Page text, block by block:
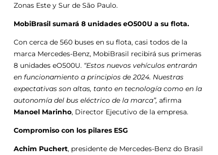
Zonas Este y Sur de São Paulo.
MobiBrasil sumará 8 unidades eO500U a su flota.
Con cerca de 560 buses en su flota, casi todos de la
marca Mercedes-Benz, MobiBrasil recibirá sus primeras
8 unidades eO500U. “Estos nuevos vehículos entrarán
en funcionamiento a principios de 2024. Nuestras
expectativas son altas, tanto en tecnología como en la
autonomía del bus eléctrico de la marca”, afirma
Manoel Marinho, Director Ejecutivo de la empresa.
Compromiso con los pilares ESG
Achim Puchert, presidente de Mercedes-Benz do Brasil